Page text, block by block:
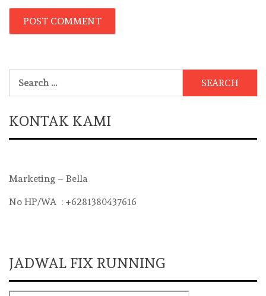
KONTAK KAMI
Marketing – Bella
No HP/WA : +6281380437616
JADWAL FIX RUNNING